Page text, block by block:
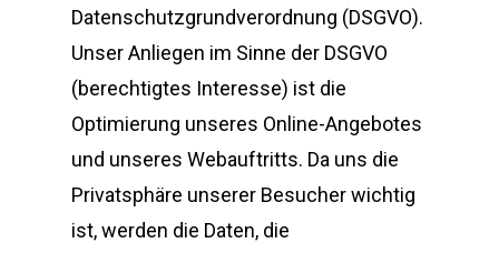
Datenschutzgrundverordnung (DSGVO).
Unser Anliegen im Sinne der DSGVO
(berechtigtes Interesse) ist die
Optimierung unseres Online-Angebotes
und unseres Webauftritts. Da uns die
Privatsphäre unserer Besucher wichtig
ist, werden die Daten, die